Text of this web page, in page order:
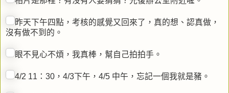
昨天下午四點，考核的感覺又回來了，真的想、認真做，
沒有做不到的。
眼不見心不煩，我真棒，幫自己拍拍手。
4/2 11：30，4/3下午，4/5 中午，忘記一個我就是豬。